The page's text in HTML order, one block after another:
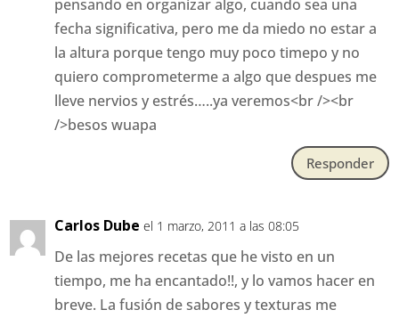
pensando en organizar algo, cuando sea una
fecha significativa, pero me da miedo no estar a
la altura porque tengo muy poco timepo y no
quiero comprometerme a algo que despues me
lleve nervios y estrés…..ya veremos<br /><br
/>besos wuapa
Responder
Carlos Dube el 1 marzo, 2011 a las 08:05
De las mejores recetas que he visto en un
tiempo, me ha encantado!!, y lo vamos hacer en
breve. La fusión de sabores y texturas me